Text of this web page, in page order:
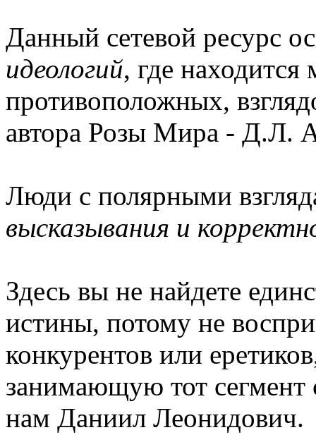
Данный сетевой ресурс
идеологий, где находится
противоположных,
автора Розы Мира - Д.Л.
Люди с полярными
высказывания и
Здесь вы не найдете
истины, потому не
конкурентов или
занимающую тот сегмент
нам Даниил Леонидович.